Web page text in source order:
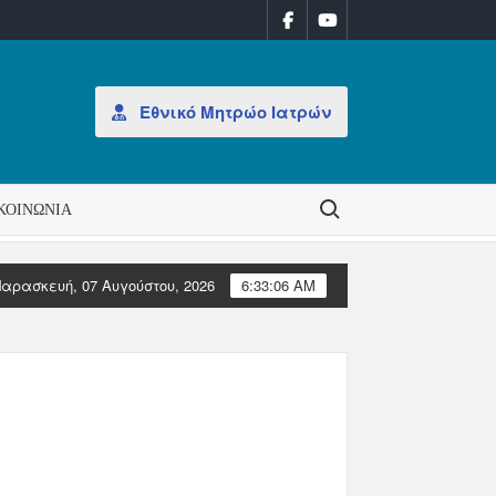
Εθνικό Μητρώο Ιατρών
Search for:
Διοίκησης στον ΠΙΣ Επιστολές Ευρωπαϊκών Ιατρικών
07 Αυγούστου, 2026 6:33:06 AM